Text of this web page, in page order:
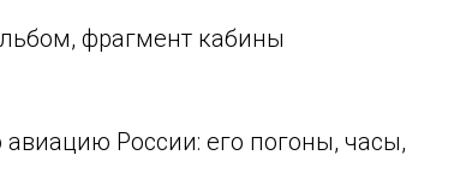
фрагмент кабины
России: его погоны, часы,